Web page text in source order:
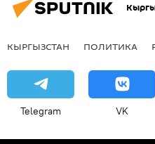
КЫРГЫЗСТАН ПОЛИТИКА
Telegram VK